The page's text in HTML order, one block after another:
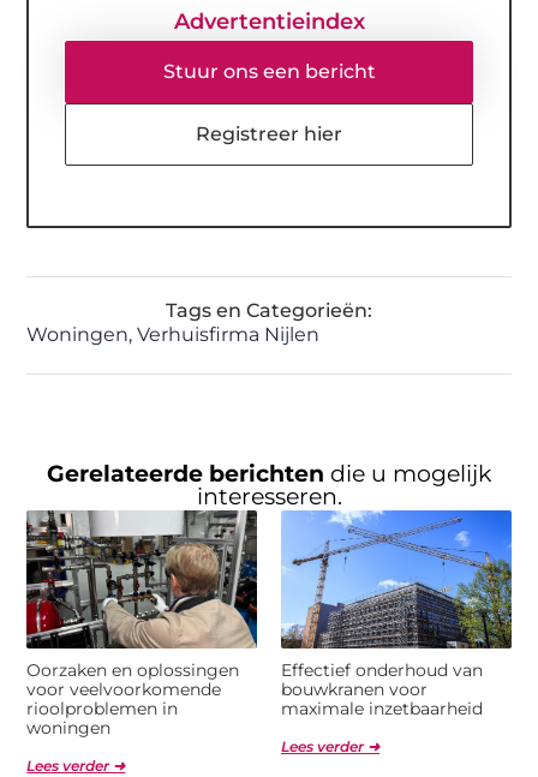
Advertentieindex
Stuur ons een bericht
Registreer hier
Tags en Categorieën:
Woningen,Verhuisfirma Nijlen
Gerelateerde berichten die u mogelijk
interesseren.
Oorzaken en oplossingen
voor veelvoorkomende
rioolproblemen in
woningen
Lees verder ➜
Effectief onderhoud van
bouwkranen voor
maximale inzetbaarheid
Lees verder ➜